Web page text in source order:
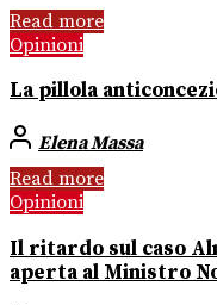
Read more
Opinioni
La pillola
Elena Massa
Read more
Opinioni
Il ritardo sul caso
aperta al Ministro